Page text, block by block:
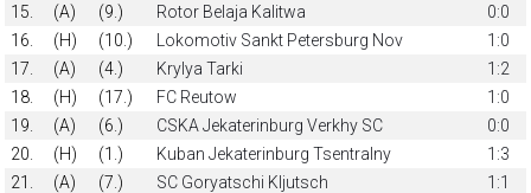
15.
(A) (9.) Rotor Belaja Kalitwa
0:0
16.
(H) (10.) Lokomotiv Sankt Petersburg Nov
1:0
17.
(A) (4.) Krylya Tarki
1:2
18.
(H) (17.) FC Reutow
1:0
19.
(A) (6.) CSKA Jekaterinburg Verkhy SC
0:0
20.
(H) (1.) Kuban Jekaterinburg Tsentralny
1:3
21.
(A) (7.) SC Goryatschi Kljutsch
1:1